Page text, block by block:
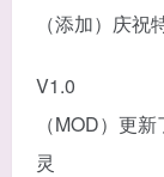
（添加）庆祝
V1.0
（MOD）更
灵